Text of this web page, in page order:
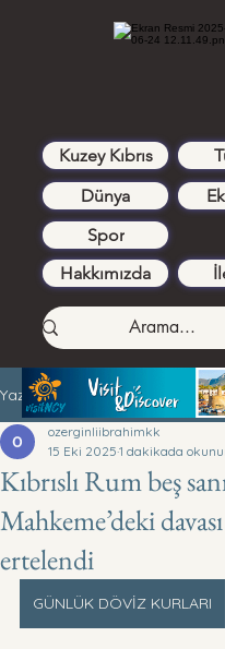
Kuzey Kıbrıs
Dünya
Spor
Hakkımızda
Yazı
Kıbrıslı Rum beş
Mahkeme’deki
ertelendi
ozerginliibrahimkk
15 Eki 2025 1 dakikada
GÜNLÜK DÖVİZ KURLARI